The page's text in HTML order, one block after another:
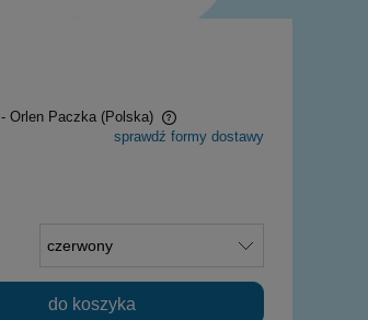
- Orlen Paczka (Polska)
sprawdź formy dostawy
do koszyka